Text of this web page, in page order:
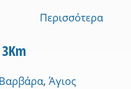
Περισσότερα
, Άγιος